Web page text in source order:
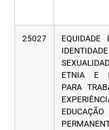
25027
EQUIDADE
ETNIA E
PARA
EDUCAÇÃO